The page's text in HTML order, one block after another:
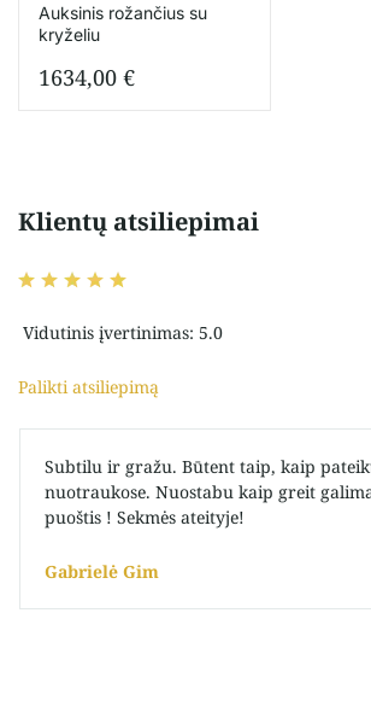
Auksinis rožančius su
kryželiu
1634,00 €
Klientų atsiliepimai
Vidutinis įvertinimas: 5.0
Palikti atsiliepimą
Subtilu ir gražu. Būtent taip, kaip
nuotraukose. Nuostabu kaip greit
puoštis ! Sekmės ateityje!
Gabrielė Gim